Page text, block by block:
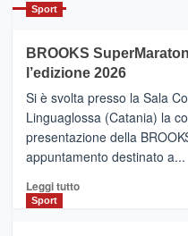
con
la
Al
via
i
collegamenti
Sport
BROOKS
l’edizione 2026
Si è svolta presso la Sala
Linguaglossa (Catania) la
presentazione della
appuntamento destinato a...
Leggi tuttoLeggi
Sport